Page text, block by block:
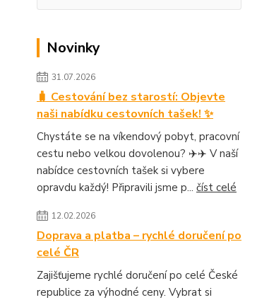
Novinky
31.07.2026
🧳 Cestování bez starostí: Objevte
naši nabídku cestovních tašek! ✨
Chystáte se na víkendový pobyt, pracovní
cestu nebo velkou dovolenou? ✈️✈️ V naší
nabídce cestovních tašek si vybere
opravdu každý! Připravili jsme p... číst celé
12.02.2026
Doprava a platba – rychlé doručení po
celé ČR
Zajišťujeme rychlé doručení po celé České
republice za výhodné ceny. Vybrat si